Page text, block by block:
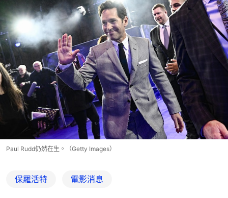
Paul Rudd仍然在生。（Getty Images）
保羅活特 電影消息